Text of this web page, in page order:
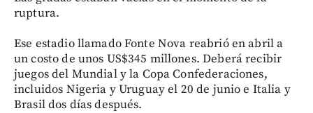
ruptura.
Ese estadio llamado Fonte Nova reabrió en abril a
un costo de unos US$345 millones. Deberá recibir
juegos del Mundial y la Copa Confederaciones,
incluidos Nigeria y Uruguay el 20 de junio e Italia y
Brasil dos días después.